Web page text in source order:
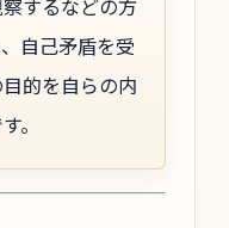
するなどの方
自己矛盾を受
的を自らの内
。